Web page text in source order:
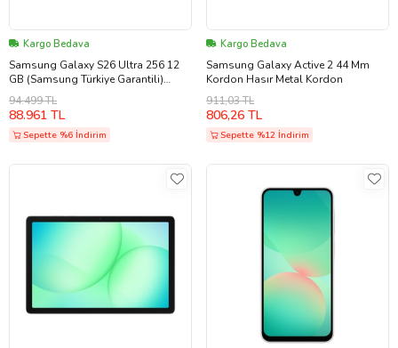
Kargo Bedava
Samsung Galaxy S26 Ultra 256 12
GB (Samsung Türkiye Garantili)
Kobalt Mor
94.499 TL
88.961 TL
Sepette %6 İndirim
Kargo Bedava
Samsung Galaxy Active 2 44 Mm
Kordon Hasır Metal Kordon
911,03 TL
806,26 TL
Sepette %12 İndirim